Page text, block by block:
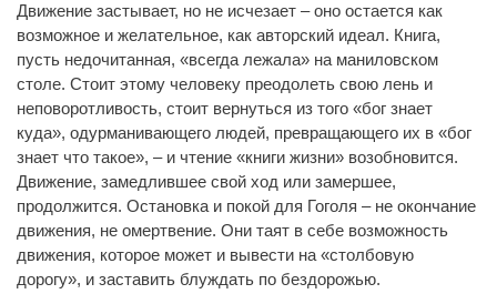
Движение застывает, но не исчезает – оно остается как
возможное и желательное, как авторский идеал. Книга,
пусть недочитанная, «всегда лежала» на маниловском
столе. Стоит этому человеку преодолеть свою лень и
неповоротливость, стоит вернуться из того «бог знает
куда», одурманивающего людей, превращающего их в «бог
знает что такое», – и чтение «книги жизни» возобновится.
Движение, замедлившее свой ход или замершее,
продолжится. Остановка и покой для Гоголя – не окончание
движения, не омертвение. Они таят в себе возможность
движения, которое может и вывести на «столбовую
дорогу», и заставить блуждать по бездорожью.